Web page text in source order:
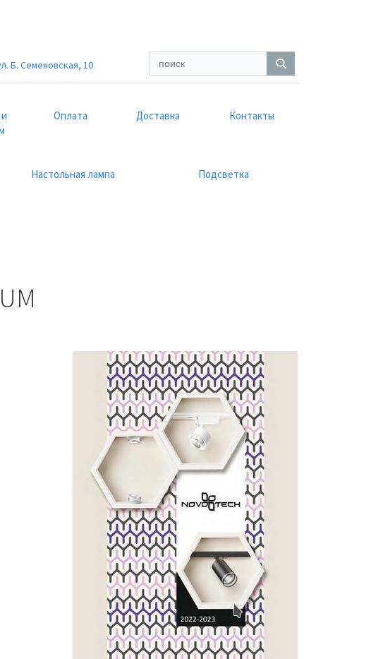
Б. Семеновская, 10
Оплата Доставка Контакты
Настольная лампа Подсветка